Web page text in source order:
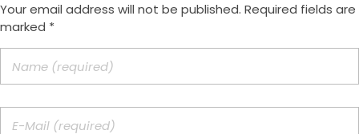
Your email address will not be published. Required fields are
marked *